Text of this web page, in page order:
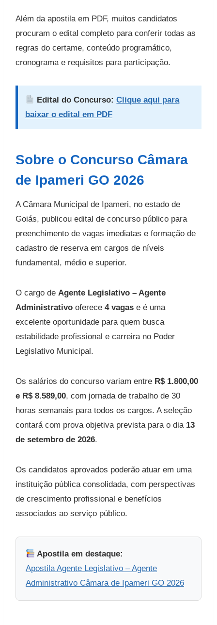
Além da apostila em PDF, muitos candidatos
procuram o edital completo para conferir todas as
regras do certame, conteúdo programático,
cronograma e requisitos para participação.
Edital do Concurso: Clique aqui para
baixar o edital em PDF
Sobre o Concurso Câmara
de Ipameri GO 2026
A Câmara Municipal de Ipameri, no estado de
Goiás, publicou edital de concurso público para
preenchimento de vagas imediatas e formação de
cadastro de reserva em cargos de níveis
fundamental, médio e superior.
O cargo de Agente Legislativo – Agente
Administrativo oferece 4 vagas e é uma
excelente oportunidade para quem busca
estabilidade profissional e carreira no Poder
Legislativo Municipal.
Os salários do concurso variam entre R$ 1.800,00
e R$ 8.589,00, com jornada de trabalho de 30
horas semanais para todos os cargos. A seleção
contará com prova objetiva prevista para o dia 13
de setembro de 2026.
Os candidatos aprovados poderão atuar em uma
instituição pública consolidada, com perspectivas
de crescimento profissional e benefícios
associados ao serviço público.
Apostila em destaque:
Apostila Agente Legislativo – Agente
Administrativo Câmara de Ipameri GO 2026